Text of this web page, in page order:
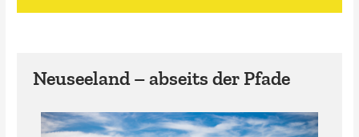
Neuseeland – abseits der Pfade